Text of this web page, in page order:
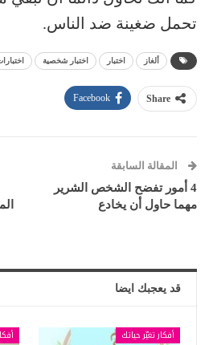
تحمل ضغينة ضد الناس.
ألغاز اختبار اختبار شخصية
Share
Facebook
المقالة السابقة
4 أمور تفضح الشخص الشرير
مهما حاول أن يخادع
قد يعجبك ايضا
أفكار تغيّر حياتك